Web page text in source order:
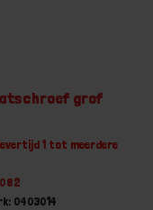
grof
1 tot meerdere
0403014